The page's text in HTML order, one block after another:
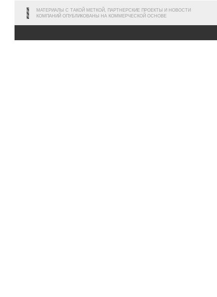
МАТЕРИАЛЫ С ТАКОЙ МЕТКОЙ, ПАРТНЕРСКИЕ ПРОЕКТЫ И НОВОСТИ
КОМПАНИЙ ОПУБЛИКОВАНЫ НА КОММЕРЧЕСКОЙ ОСНОВЕ